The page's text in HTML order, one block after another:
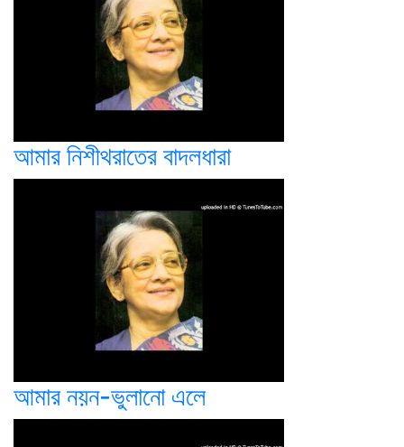
আমার নিশীথরাতের বাদলধারা
আমার নয়ন-ভুলানো এলে